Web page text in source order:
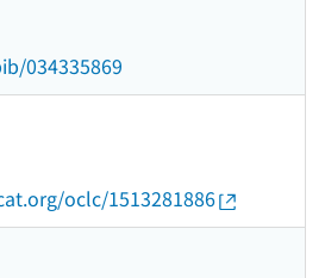
034335869
oclc/1513281886